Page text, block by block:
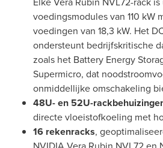
voedingsmodules van 110 kW
voedingen van 18,3 kW. Het
ondersteunt bedrijfskritische
zoals het Battery Energy
Supermicro, dat
onmiddellijke omschakeling
48U- en 52U-
directe vloeistofkoeling met
16 rekenracks,